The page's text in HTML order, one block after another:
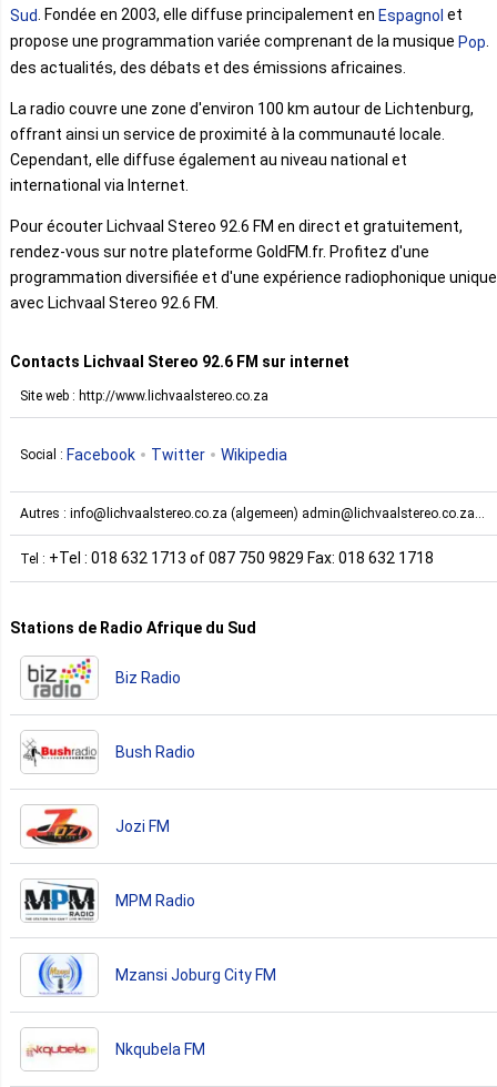
Sud. Fondée en 2003, elle diffuse principalement en Espagnol et
propose une programmation variée comprenant de la musique Pop
des actualités, des débats et des émissions africaines.
La radio couvre une zone d'environ 100 km autour de Lichtenburg,
offrant ainsi un service de proximité à la communauté locale.
Cependant, elle diffuse également au niveau national et
international via Internet.
Pour écouter Lichvaal Stereo 92.6 FM en direct et gratuitement,
rendez-vous sur notre plateforme GoldFM.fr. Profitez d'une
programmation diversifiée et d'une expérience radiophonique unique
avec Lichvaal Stereo 92.6 FM.
Contacts Lichvaal Stereo 92.6 FM sur internet
Site web : http://www.lichvaalstereo.co.za
Social : Facebook Twitter Wikipedia
Autres : info@lichvaalstereo.co.za (algemeen) admin@lichvaalstereo.co.za
(kantoor) ateljee@lichvaalstereo.co.za (ateljee)
Tel : +Tel : 018 632 1713 of 087 750 9829 Fax: 018 632 1718
Stations de Radio Afrique du Sud
Biz Radio
Bush Radio
Jozi FM
MPM Radio
Mzansi Joburg City FM
Nkqubela FM